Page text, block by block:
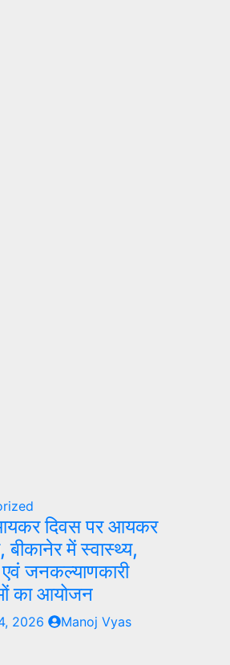
दिवस पर आयकर
बीकानेर में स्वास्थ्य,
एवं जनकल्याणकारी
का आयोजन
2026
Manoj Vyas